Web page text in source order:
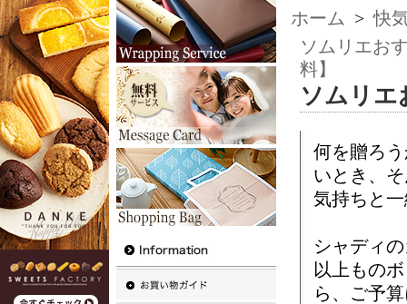
ホーム > 快
ソムリエお
料】
ソムリエ
何を贈ろ
いとき、
気持ちと
シャディ
以上もの
ら、ご予